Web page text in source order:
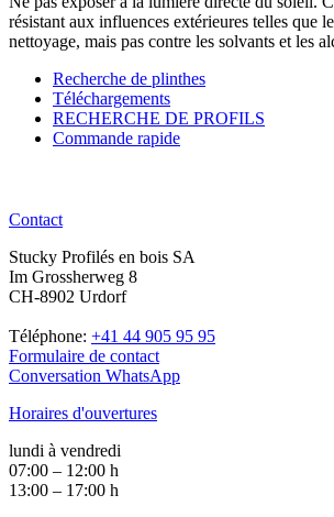
résistant aux influences extérieures telles que
nettoyage, mais pas contre les solvants et les
Recherche de plinthes
Téléchargements
RECHERCHE DE PROFILS
Commande rapide
Contact
Stucky Profilés en bois SA
Im Grossherweg 8
CH-8902 Urdorf
Téléphone: +41 44 905 95 95
Formulaire de contact
Conversation WhatsApp
Horaires d'ouvertures
lundi à vendredi
07:00 – 12:00 h
13:00 – 17:00 h